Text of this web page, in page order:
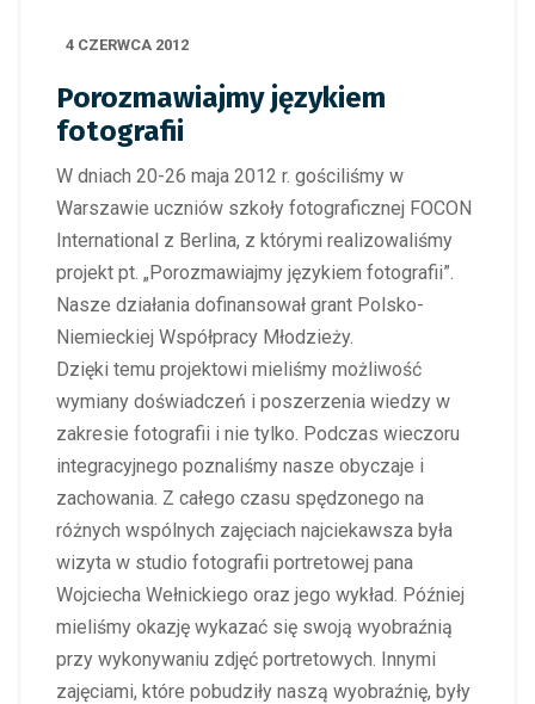
4 CZERWCA 2012
Porozmawiajmy językiem
fotografii
W dniach 20-26 maja 2012 r. gościliśmy w
Warszawie uczniów szkoły fotograficznej FOCON
International z Berlina, z którymi realizowaliśmy
projekt pt. „Porozmawiajmy językiem fotografii”.
Nasze działania dofinansował grant Polsko-
Niemieckiej Współpracy Młodzieży.
Dzięki temu projektowi mieliśmy możliwość
wymiany doświadczeń i poszerzenia wiedzy w
zakresie fotografii i nie tylko. Podczas wieczoru
integracyjnego poznaliśmy nasze obyczaje i
zachowania. Z całego czasu spędzonego na
różnych wspólnych zajęciach najciekawsza była
wizyta w studio fotografii portretowej pana
Wojciecha Wełnickiego oraz jego wykład. Później
mieliśmy okazję wykazać się swoją wyobraźnią
przy wykonywaniu zdjęć portretowych. Innymi
zajęciami, które pobudziły naszą wyobraźnię, były